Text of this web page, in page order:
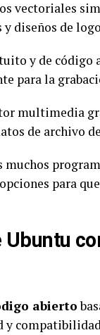
vectoriales
y diseños de
y de código
para la
multimedia
de archivo
para
abierto